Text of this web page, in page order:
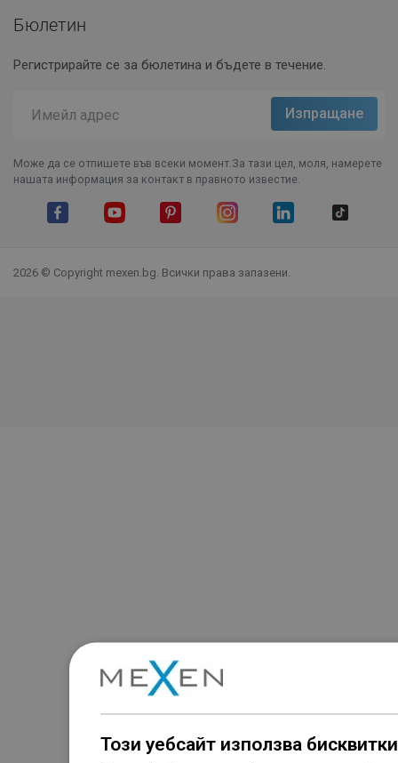
Бюлетин
Регистрирайте се за бюлетина и бъдете в течение.
Може да се отпишете във всеки момент.За тази цел, моля, намерете
нашата информация за контакт в правното известие.
2026 © Copyright mexen.bg. Всички права запазени.
Този уебсайт използва бисквитки